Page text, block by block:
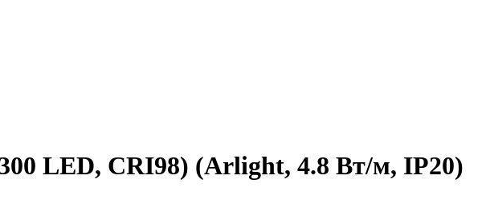
LED, CRI98) (Arlight, 4.8 Вт/м, IP20)